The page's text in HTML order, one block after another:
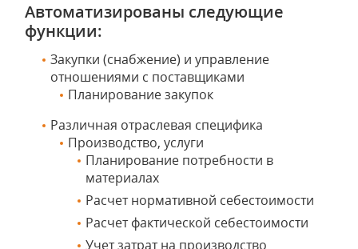
Автоматизированы следующие
функции:
Закупки (снабжение) и управление
отношениями с поставщиками
Планирование закупок
Различная отраслевая специфика
Производство, услуги
Планирование потребности в
материалах
Расчет нормативной себестоимости
Расчет фактической себестоимости
Учет затрат на производство